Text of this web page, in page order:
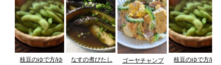
枝豆のゆで方/ゆ
なすの煮びたし
ゴーヤチャンプ
枝豆のゆで方/ゆ